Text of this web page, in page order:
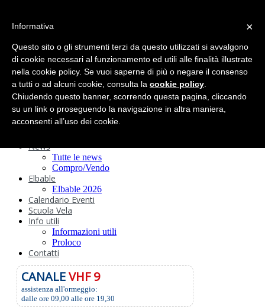
Circolo
Statuto e
Regolamenti
Storia
Ormeggi
Sede e Servizi
Attività
Safeguarding
News
Tutte le news
Compro/Vendo
Elbable
Elbable 2026
Calendario Eventi
Scuola Vela
Info utili
Informazioni utili
Proloco
Contatti
CANALEVHF 9
assistenza all'ormeggio:
dalle ore 09,00 alle ore 19,30
×
Informativa
Questo sito o gli strumenti terzi da questo utilizzati si avvalgono
di cookie necessari al funzionamento ed utili alle finalità illustrate
nella cookie policy. Se vuoi saperne di più o negare il consenso
a tutti o ad alcuni cookie, consulta la cookie policy
Chiudendo questo banner, scorrendo questa pagina, cliccando
su un link o proseguendo la navigazione in altra maniera,
acconsenti all’uso dei cookie.